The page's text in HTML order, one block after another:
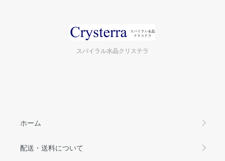
スパイラル水晶クリステラ
ホーム
配送・送料について